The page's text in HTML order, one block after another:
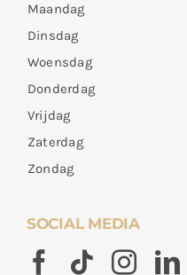
Maandag
Dinsdag
Woensdag
Donderdag
Vrijdag
Zaterdag
Zondag
SOCIAL MEDIA